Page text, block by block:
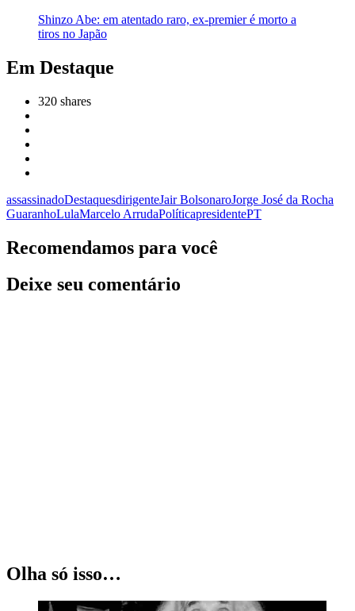
Shinzo Abe: em atentado raro, ex-premier é morto a
tiros no Japão
Em Destaque
320 shares
assassinadoDestaquesdirigenteJair BolsonaroJorge José da Rocha
GuaranhoLulaMarcelo ArrudaPolíticapresidentePT
Recomendamos para você
Deixe seu comentário
Olha só isso…